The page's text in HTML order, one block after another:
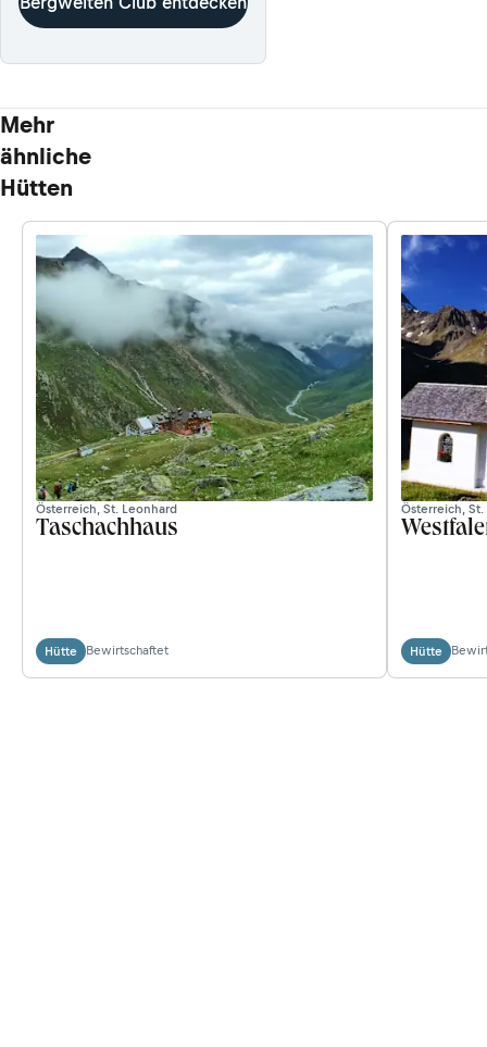
Mehr
ähnliche
Hütten
Österreich, St. Leonhard
Taschachhaus
Hütte Bewirtschaftet
Österreich,
Hütte